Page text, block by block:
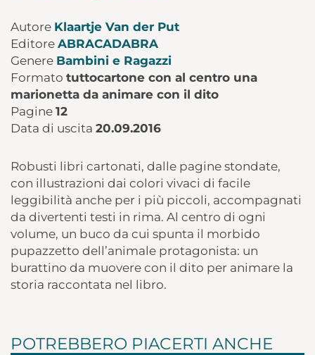
Autore Klaartje Van der Put
Editore ABRACADABRA
Genere Bambini e Ragazzi
Formato tuttocartone con al centro una
marionetta da animare con il dito
Pagine 12
Data di uscita 20.09.2016
Robusti libri cartonati, dalle pagine stondate,
con illustrazioni dai colori vivaci di facile
leggibilità anche per i più piccoli, accompagnati
da divertenti testi in rima. Al centro di ogni
volume, un buco da cui spunta il morbido
pupazzetto dell’animale protagonista: un
burattino da muovere con il dito per animare la
storia raccontata nel libro.
POTREBBERO PIACERTI ANCHE